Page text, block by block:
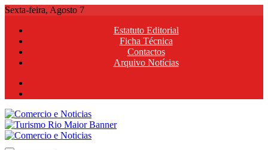
Skip
content
Sexta-feira, Agosto 7
Estatuto Editorial
Ficha Técnica
Contactos
Arquivo Notícias
Comercio e Noticias
Notícias e Publicidade Online